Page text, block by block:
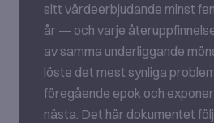
sitt värdeerbjudande minst
år — och varje
av samma underliggande
löste det mest synliga
föregående epok och
nästa. Det här dokumentet